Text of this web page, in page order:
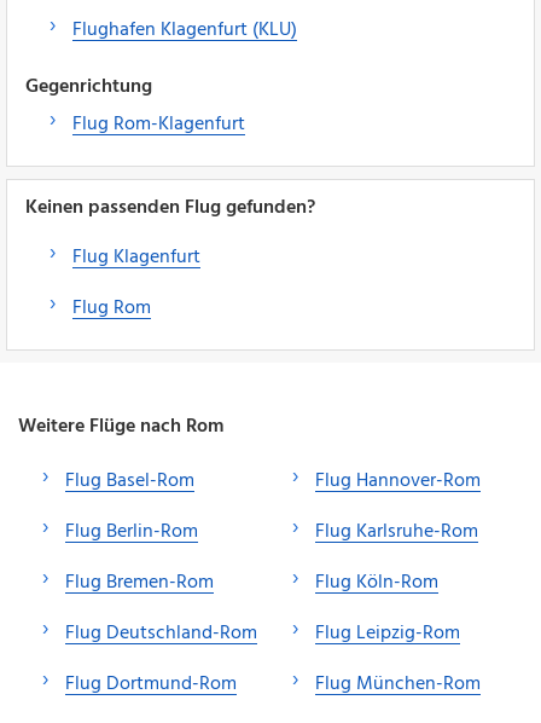
Flughafen Klagenfurt (KLU)
Gegenrichtung
Flug Rom-Klagenfurt
Keinen passenden Flug gefunden?
Flug Klagenfurt
Flug Rom
Weitere Flüge nach Rom
Flug Basel-Rom
Flug Berlin-Rom
Flug Bremen-Rom
Flug Deutschland-Rom
Flug Dortmund-Rom
Flug Hannover-Rom
Flug Karlsruhe-Rom
Flug Köln-Rom
Flug Leipzig-Rom
Flug München-Rom